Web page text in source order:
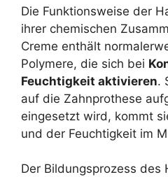
Die Funktionsweise der
ihrer chemischen
Creme enthält
Polymere, die sich bei
Feuchtigkeit aktivieren.
auf die Zahnprothese
eingesetzt wird, kommt
und der Feuchtigkeit im
Der Bildungsprozess des